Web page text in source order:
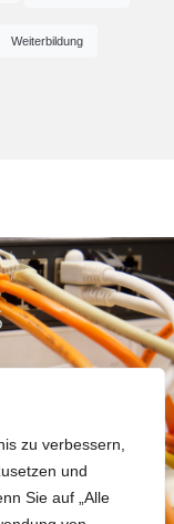
zu verbessern,
und
Sie auf „Alle
Weiterbildung